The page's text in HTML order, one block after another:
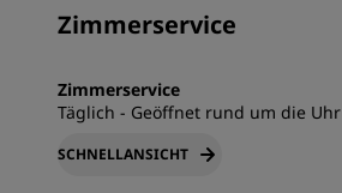
Zimmerservice
Zimmerservice
Täglich - Geöffnet rund um die Uhr
SCHNELLANSICHT